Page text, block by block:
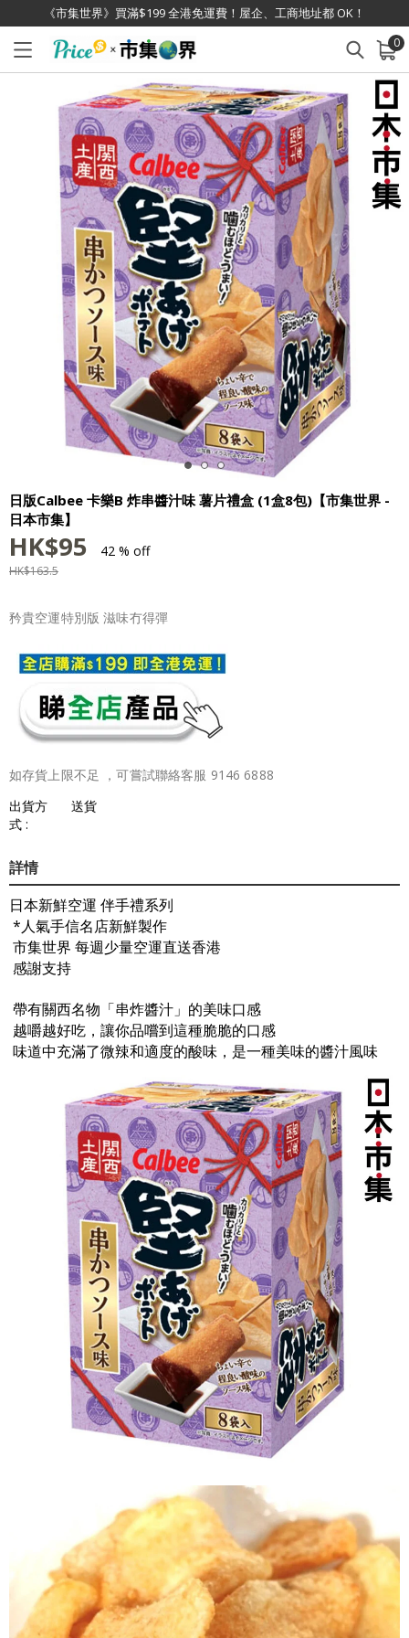
《市集世界》買滿$199 全港免運費！屋企、工商地址都 OK！
0
已加入購物車 查看
日版Calbee 卡樂B 炸串醬汁味 薯片禮盒 (1盒8包)【市集世界 -
日本市集】
HK$95 42 % off
HK$163.5
矜貴空運特別版 滋味冇得彈
如存貨上限不足 ，可嘗試聯絡客服 9146 6888
出貨方
式 :
送貨
詳情
日本新鮮空運 伴手禮系列
*人氣手信名店新鮮製作
市集世界 每週少量空運直送香港
感謝支持
帶有關西名物「串炸醬汁」的美味口感
越嚼越好吃，讓你品嚐到這種脆脆的口感
味道中充滿了微辣和適度的酸味，是一種美味的醬汁風味